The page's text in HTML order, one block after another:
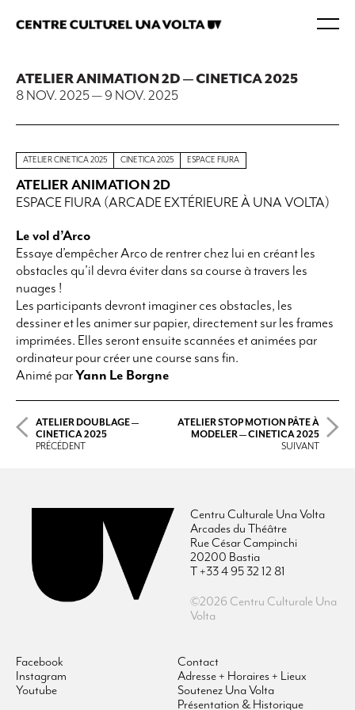
ATELIER ANIMATION 2D — CINETICA 2025
8 NOV. 2025— 9 NOV. 2025
ATELIER CINETICA 2025 CINETICA 2025 ESPACE FIURA
ATELIER ANIMATION 2D
ESPACE FIURA (ARCADE EXTÉRIEURE À UNA VOLTA)
Le vol d’Arco
Essaye d’empêcher Arco de rentrer chez lui en créant les
obstacles qu’il devra éviter dans sa course à travers les
nuages !
Les participants devront imaginer ces obstacles, les
dessiner et les animer sur papier, directement sur les frames
imprimées. Elles seront ensuite scannées et animées par
ordinateur pour créer une course sans fin.
Animé parYann Le Borgne
ATELIER DOUBLAGE —
CINETICA 2025
PRÉCÉDENT
ATELIER STOP MOTION PÂTE À
MODELER — CINETICA 2025
SUIVANT
Centru Culturale Una Volta
Arcades du Théâtre
Rue César Campinchi
20200 Bastia
T +33 4 95 32 12 81
©2026 Centru Culturale Una
Volta
Facebook
Instagram
Youtube
Contact
Adresse + Horaires + Lieux
Soutenez Una Volta
Présentation & Historique